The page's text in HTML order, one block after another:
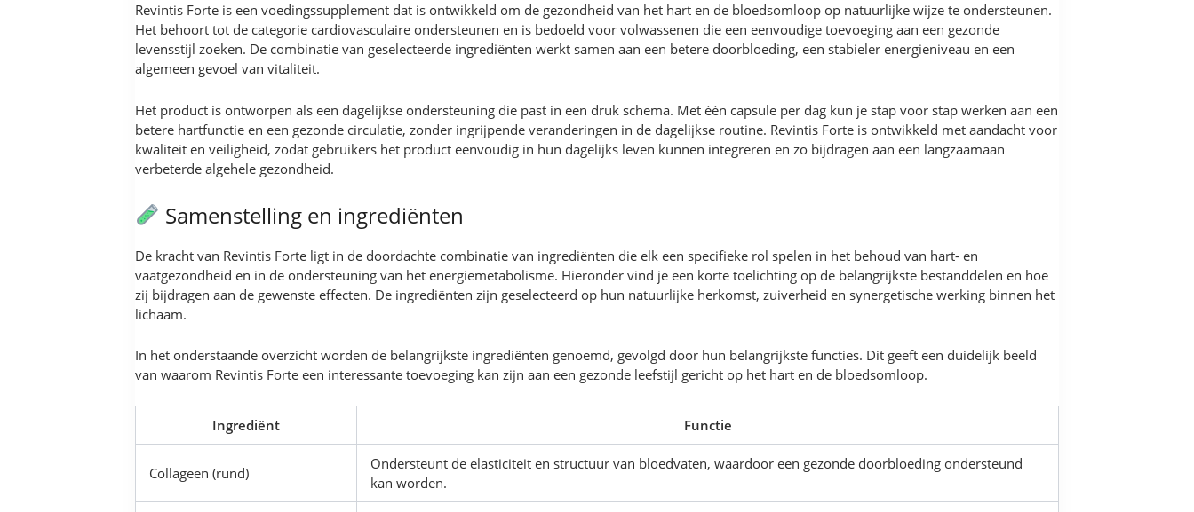
Revintis Forte is een voedingssupplement dat is ontwikkeld om de gezondheid van het hart en de bloedsomloop op natuurlijke wijze te ondersteunen.
Het behoort tot de categorie cardiovasculaire ondersteunen en is bedoeld voor volwassenen die een eenvoudige toevoeging aan een gezonde
levensstijl zoeken. De combinatie van geselecteerde ingrediënten werkt samen aan een betere doorbloeding, een stabieler energieniveau en een
algemeen gevoel van vitaliteit.
Het product is ontworpen als een dagelijkse ondersteuning die past in een druk schema. Met één capsule per dag kun je stap voor stap werken aan een
betere hartfunctie en een gezonde circulatie, zonder ingrijpende veranderingen in de dagelijkse routine. Revintis Forte is ontwikkeld met aandacht voor
kwaliteit en veiligheid, zodat gebruikers het product eenvoudig in hun dagelijks leven kunnen integreren en zo bijdragen aan een langzaamaan
verbeterde algehele gezondheid.
Samenstelling en ingrediënten
De kracht van Revintis Forte ligt in de doordachte combinatie van ingrediënten die elk een specifieke rol spelen in het behoud van hart- en
vaatgezondheid en in de ondersteuning van het energiemetabolisme. Hieronder vind je een korte toelichting op de belangrijkste bestanddelen en hoe
zij bijdragen aan de gewenste effecten. De ingrediënten zijn geselecteerd op hun natuurlijke herkomst, zuiverheid en synergetische werking binnen het
lichaam.
In het onderstaande overzicht worden de belangrijkste ingrediënten genoemd, gevolgd door hun belangrijkste functies. Dit geeft een duidelijk beeld
van waarom Revintis Forte een interessante toevoeging kan zijn aan een gezonde leefstijl gericht op het hart en de bloedsomloop.
Ingrediënt Functie
Collageen (rund)
Ondersteunt de elasticiteit en structuur van bloedvaten, waardoor een gezonde doorbloeding ondersteund
kan worden.